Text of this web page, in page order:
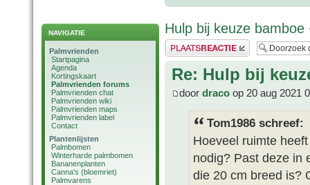
NAVIGATIE
Palmvrienden
Startpagina
Agenda
Kortingskaart
Palmvrienden forums
Palmvrienden chat
Palmvrienden wiki
Palmvrienden maps
Palmvrienden label
Contact
Plantenlijsten
Palmbomen
Winterharde palmbomen
Bananenplanten
Canna's (bloemriet)
Palmvarens
Hulp bij keuze bamboe
Plaats een reactie
Re: Hulp bij
door draco op 20 aug 2021
Tom1986 schreef:
Hoeveel ruimte
nodig? Past deze in
die 20 cm breed is?